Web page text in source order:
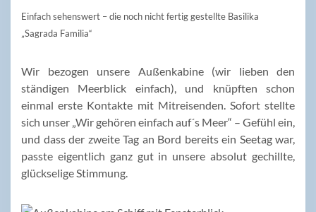
Einfach sehenswert – die noch nicht fertig gestellte Basilika
„Sagrada Familia“
Wir bezogen unsere Außenkabine (wir lieben den
ständigen Meerblick einfach), und knüpften schon
einmal erste Kontakte mit Mitreisenden. Sofort stellte
sich unser „Wir gehören einfach auf´s Meer“ – Gefühl ein,
und dass der zweite Tag an Bord bereits ein Seetag war,
passte eigentlich ganz gut in unsere absolut gechillte,
glückselige Stimmung.